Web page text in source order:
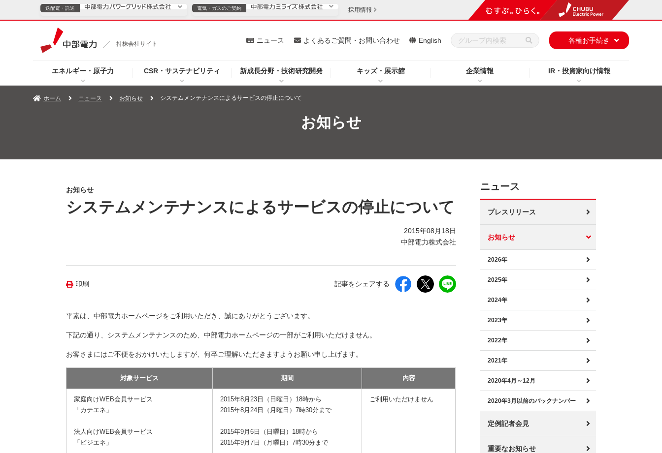
持株会社サイト
エネルギー・原子力 CSR・サステナビリティ 新成長分野・技術研究開発 キッズ・展示館 企業情報 IR・投資家向け情報
ニュース よくあるご質問・お問い合わせ English 各種お手続き
送配電・託送
TOPページへ ご案内 安定供給
企業情報
電気・ガスのご契約
電気・ガスのご契約
TOPページへ 個人のお客さま 法人のお客さま
採用情報
ホーム ニュース お知らせ システムメンテナンスによるサービスの停止について
お知らせ
お知らせ
システムメンテナンスによるサービスの停止について
2015年08月18日
中部電力株式会社
印刷 記事をシェアする
平素は、中部電力ホームページをご利用いただき、誠にありがとうございます。
下記の通り、システムメンテナンスのため、中部電力ホームページの一部がご利用いただけません。
お客さまにはご不便をおかけいたしますが、何卒ご理解いただきますようお願い申し上げます。
対象サービス 期間 内容
家庭向けWEB会員サービス
「カテエネ」
法人向けWEB会員サービス
「ビジエネ」
2015年8月23日（日曜日）18時から
2015年8月24日（月曜日）7時30分まで
2015年9月6日（日曜日）18時から
2015年9月7日（月曜日）7時30分まで
ご利用いただけません
ニュース
プレスリリース
お知らせ
2026年
2025年
2024年
2023年
2022年
2021年
2020年4月～12月
2020年3月以前のバックナンバー
定例記者会見
重要なお知らせ